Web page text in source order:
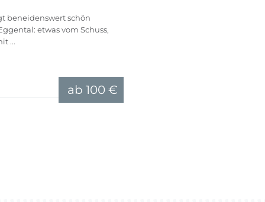
beneidenswert schön
etwas vom Schuss,
...
ab 100 €